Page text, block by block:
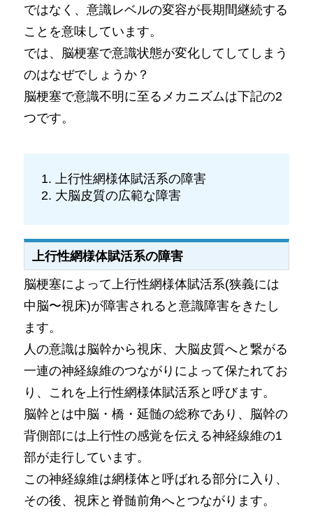
ではなく、意識レベルの変容が長期間継続する
ことを意味しています。
では、脳梗塞で意識状態が変化してしてしまう
のはなぜでしょうか？
脳梗塞で意識不明に至るメカニズムは下記の2
つです。
上行性網様体賦活系の障害
大脳皮質の広範な障害
上行性網様体賦活系の障害
脳梗塞によって上行性網様体賦活系(狭義には
中脳〜視床)が障害されると意識障害をきたし
ます。
人の意識は脳幹から視床、大脳皮質へと繋がる
一連の神経線維のつながりによって保たれてお
り、これを上行性網様体賦活系と呼びます。
脳幹とは中脳・橋・延髄の総称であり、脳幹の
背側部には上行性の感覚を伝える神経線維の1
部が走行しています。
この神経線維は網様体と呼ばれる部分に入り、
その後、視床と脊髄前角へとつながります。